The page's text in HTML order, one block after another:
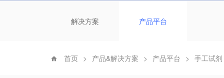
解决方案 产品平台
首页 > 产品&解决方案 > 产品平台 > 手工试剂